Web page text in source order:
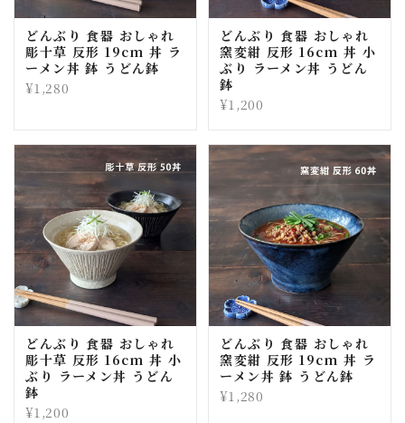
どんぶり 食器 おしゃれ
彫十草 反形 19cm 丼 ラ
ーメン丼 鉢 うどん鉢
¥1,280
どんぶり 食器 おしゃれ
窯変紺 反形 16cm 丼 小
ぶり ラーメン丼 うどん
鉢
¥1,200
どんぶり 食器 おしゃれ
彫十草 反形 16cm 丼 小
ぶり ラーメン丼 うどん
鉢
¥1,200
どんぶり 食器 おしゃれ
窯変紺 反形 19cm 丼 ラ
ーメン丼 鉢 うどん鉢
¥1,280